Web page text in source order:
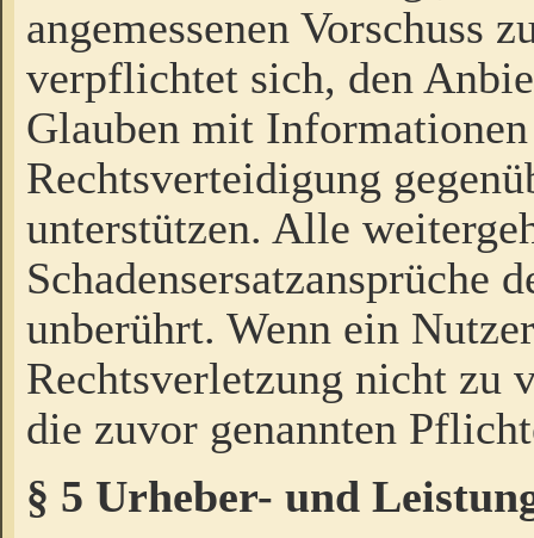
angemessenen Vorschuss
verpflichtet sich, den
Glauben mit
Rechtsverteidigung
unterstützen. Alle
Schadensersatzansprüche
unberührt. Wenn ein
Rechtsverletzung nicht zu
die zuvor genannten
§ 5 Urheber- und